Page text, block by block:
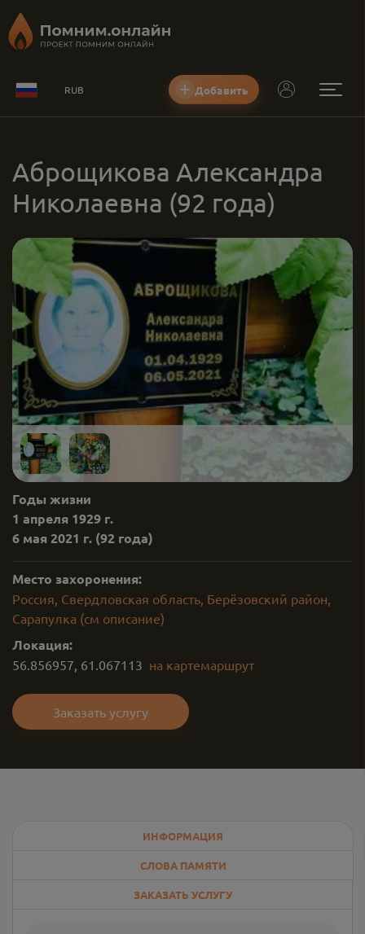
RUB Добавить
Аброщикова Александра
Николаевна (92 года)
Годы жизни
1 апреля 1929 г.
6 мая 2021 г. (92 года)
Место захоронения:
Россия, Свердловская область, Берёзовский район,
Сарапулка (см описание)
Локация:
56.856957, 61.067113 на картемаршрут
Заказать услугу
ИНФОРМАЦИЯ
СЛОВА ПАМЯТИ
ЗАКАЗАТЬ УСЛУГУ